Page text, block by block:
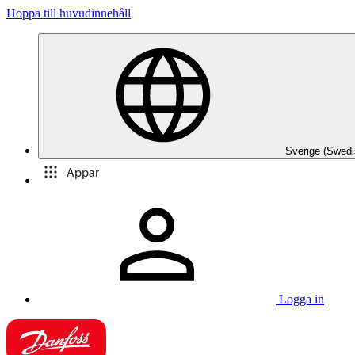
Hoppa till huvudinnehåll
Sverige
Appar
Logga in